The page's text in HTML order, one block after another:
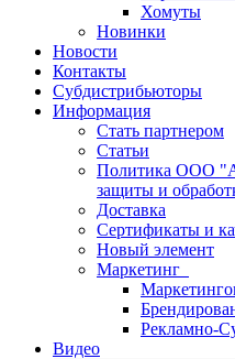
Хомуты
Новинки
Новости
Контакты
Субдистрибьюторы
Информация
Стать партнером
Статьи
Политика ООО
защиты и
Доставка
Сертификаты и
Новый элемент
Маркетинг
Рекламно-
Видео